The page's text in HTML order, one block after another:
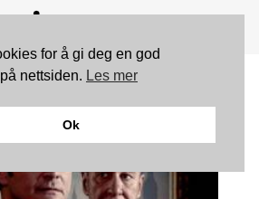
for å gi deg en god
nettsiden. Les mer
Ok